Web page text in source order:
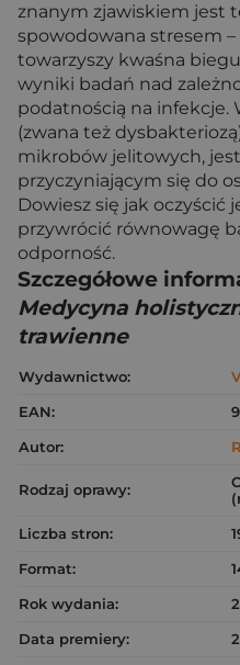
znanym zjawiskiem jest
spowodowana stresem –
towarzyszy kwaśna
wyniki badań nad
podatnością na infekcje.
(zwana też
mikrobów jelitowych,
przyczyniającym się do
Dowiesz się jak oczyścić
przywrócić równowagę
odporność.
Szczegółowe
Medycyna
trawienne
Wydawnictwo:
EAN:
Autor:
Rodzaj oprawy:
Liczba stron:
Format:
Rok wydania:
Data premiery: